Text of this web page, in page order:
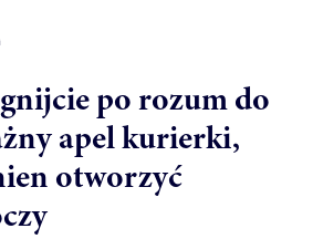
po rozum do
apel kurierki,
otworzyć